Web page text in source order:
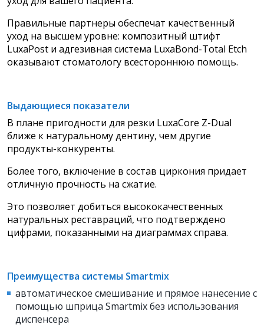
Правильные партнеры обеспечат качественный
уход на высшем уровне: композитный штифт
LuxaPost и адгезивная система LuxaBond-Total Etch
оказывают стоматологу всестороннюю помощь.
Выдающиеся показатели
В плане пригодности для резки LuxaCore Z-Dual
ближе к натуральному дентину, чем другие
продукты-конкуренты.
Более того, включение в состав циркония придает
отличную прочность на сжатие.
Это позволяет добиться высококачественных
натуральных реставраций, что подтверждено
цифрами, показанными на диаграммах справа.
Преимущества системы Smartmix
автоматическое смешивание и прямое нанесение с
помощью шприца Smartmix без использования
диспенсера